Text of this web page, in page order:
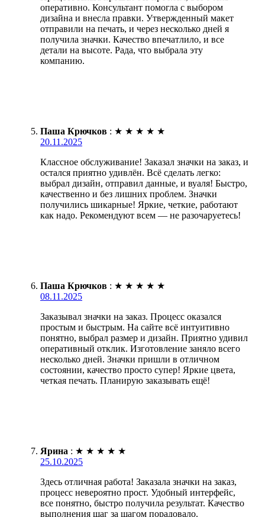
оперативно. Консультант помогла с выбором
дизайна и внесла правки. Утвержденный макет
отправили на печать, и через несколько дней я
получила значки. Качество впечатлило, и все
детали на высоте. Рада, что выбрала эту
компанию.
Паша Крючков : ★ ★ ★ ★ ★
20.11.2025
Классное обслуживание! Заказал значки на заказ, и
остался приятно удивлён. Всё сделать легко:
выбрал дизайн, отправил данные, и вуаля! Быстро,
качественно и без лишних проблем. Значки
получились шикарные! Яркие, четкие, работают
как надо. Рекомендуют всем — не разочаруетесь!
Паша Крючков : ★ ★ ★ ★ ★
08.11.2025
Заказывал значки на заказ. Процесс оказался
простым и быстрым. На сайте всё интуитивно
понятно, выбрал размер и дизайн. Приятно удивил
оперативный отклик. Изготовление заняло всего
несколько дней. Значки пришли в отличном
состоянии, качество просто супер! Яркие цвета,
четкая печать. Планирую заказывать ещё!
Ярина : ★ ★ ★ ★ ★
25.10.2025
Здесь отличная работа! Заказала значки на заказ,
процесс невероятно прост. Удобный интерфейс,
все понятно, быстро получила результат. Качество
выполнения шаг за шагом порадовало.